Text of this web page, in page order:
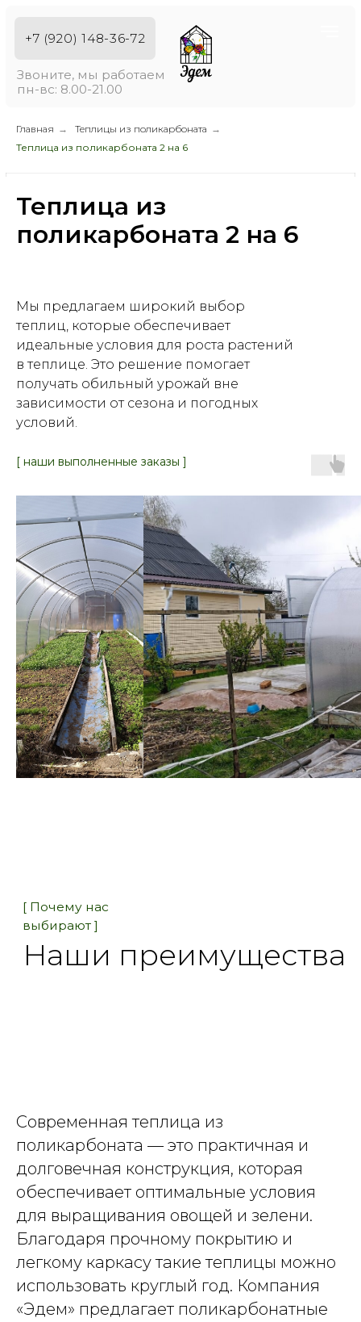
Наши услуги
О компании
Главная → Теплицы из поликарбоната →
Теплица из поликарбоната 2 на 6
Теплица из
поликарбоната 2 на 6
Мы предлагаем широкий выбор
теплиц, которые обеспечивает
идеальные условия для роста растений
в теплице. Это решение помогает
получать обильный урожай вне
зависимости от сезона и погодных
условий.
[ наши выполненные заказы ]
[ Почему нас
выбирают ]
Наши преимущества
Современная теплица из
поликарбоната — это практичная и
долговечная конструкция, которая
обеспечивает оптимальные условия
для выращивания овощей и зелени.
Благодаря прочному покрытию и
легкому каркасу такие теплицы можно
использовать круглый год. Компания
«Эдем» предлагает поликарбонатные